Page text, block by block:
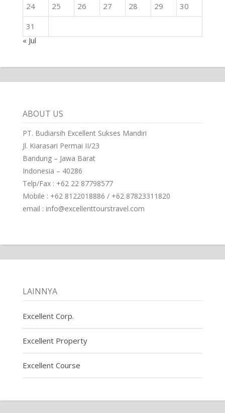
24
25 26 27 28 29
30
31
« Jul
ABOUT US
PT. Budiarsih Excellent Sukses Mandiri
Jl. Kiarasari Permai II/23
Bandung – Jawa Barat
Indonesia – 40286
Telp/Fax : +62 22 87798577
Mobile : +62 8122018886 / +62 87823311820
email : info@excellenttourstravel.com
LAINNYA
Excellent Corp.
Excellent Property
Excellent Course